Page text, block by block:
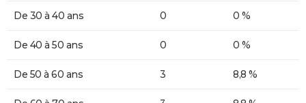
De 30 à 40 ans 0 0 %
De 40 à 50 ans 0 0 %
De 50 à 60 ans 3 8,8 %